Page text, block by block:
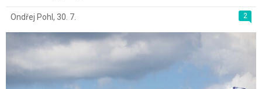
2
Ondřej Pohl , 30. 7.